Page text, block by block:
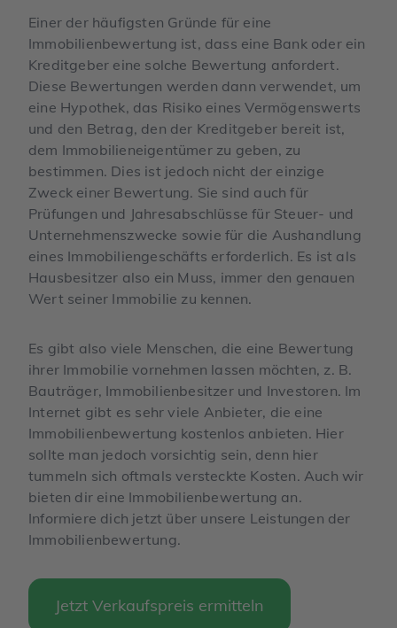
Einer der häufigsten Gründe für eine
Immobilienbewertung ist, dass eine Bank oder ein
Kreditgeber eine solche Bewertung anfordert.
Diese Bewertungen werden dann verwendet, um
eine Hypothek, das Risiko eines Vermögenswerts
und den Betrag, den der Kreditgeber bereit ist,
dem Immobilieneigentümer zu geben, zu
bestimmen. Dies ist jedoch nicht der einzige
Zweck einer Bewertung. Sie sind auch für
Prüfungen und Jahresabschlüsse für Steuer- und
Unternehmenszwecke sowie für die Aushandlung
eines Immobiliengeschäfts erforderlich. Es ist als
Hausbesitzer also ein Muss, immer den genauen
Wert seiner Immobilie zu kennen.
Es gibt also viele Menschen, die eine Bewertung
ihrer Immobilie vornehmen lassen möchten, z. B.
Bauträger, Immobilienbesitzer und Investoren. Im
Internet gibt es sehr viele Anbieter, die eine
Immobilienbewertung kostenlos anbieten. Hier
sollte man jedoch vorsichtig sein, denn hier
tummeln sich oftmals versteckte Kosten. Auch wir
bieten dir eine Immobilienbewertung an.
Informiere dich jetzt über unsere Leistungen der
Immobilienbewertung.
Jetzt Verkaufspreis ermitteln